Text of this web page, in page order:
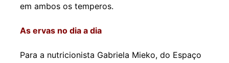
em ambos os temperos.
As ervas no dia a dia
Para a nutricionista Gabriela Mieko, do Espaço